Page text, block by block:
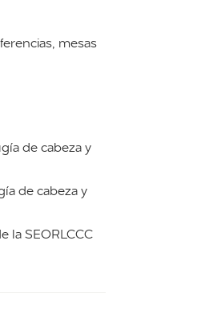
mesas
de cabeza y
de cabeza y
la SEORLCCC